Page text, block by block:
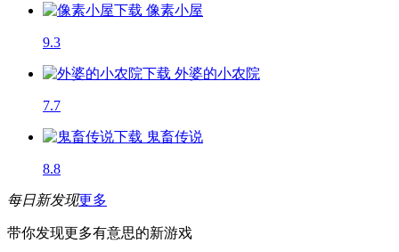
像素小屋
9.3
外婆的小农院
7.7
鬼畜传说
8.8
每日新发现更多
带你发现更多有意思的新游戏